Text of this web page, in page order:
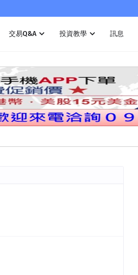
交易Q&A 投資教學 訊息